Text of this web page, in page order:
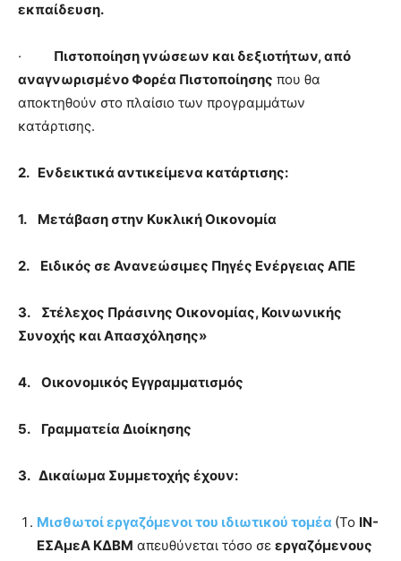
εκπαίδευση.
· Πιστοποίηση γνώσεων και δεξιοτήτων, από
αναγνωρισμένο Φορέα Πιστοποίησης που θα
αποκτηθούν στο πλαίσιο των προγραμμάτων
κατάρτισης.
2. Ενδεικτικά αντικείμενα κατάρτισης:
1. Μετάβαση στην Κυκλική Οικονομία
2. Ειδικός σε Ανανεώσιμες Πηγές Ενέργειας ΑΠΕ
3. Στέλεχος Πράσινης Οικονομίας, Κοινωνικής
Συνοχής και Απασχόλησης»
4. Οικονομικός Εγγραμματισμός
5. Γραμματεία Διοίκησης
3. Δικαίωμα Συμμετοχής έχουν:
Μισθωτοί εργαζόμενοι του ιδιωτικού τομέα (Το ΙΝ-
ΕΣΑμεΑ ΚΔΒΜ απευθύνεται τόσο σε εργαζόμενους